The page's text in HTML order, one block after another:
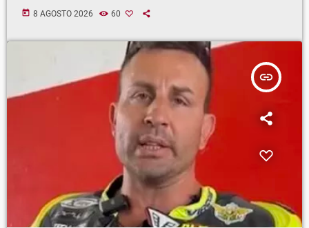
today 8 AGOSTO 2026 60
insert_link